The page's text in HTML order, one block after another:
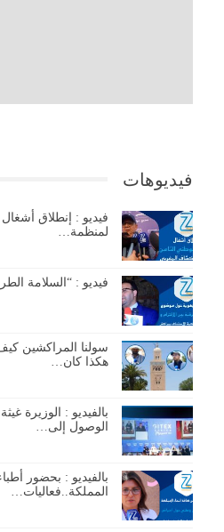
فيديوهات
فيديو : إنطلاق
لمنظمة…
فيديو : “السلامة
سولنا المراكشين
هكذا كان…
بالفيديو : الوزيرة
الوصول إلى…
بالفيديو : بحضور
المملكة..فعاليات…